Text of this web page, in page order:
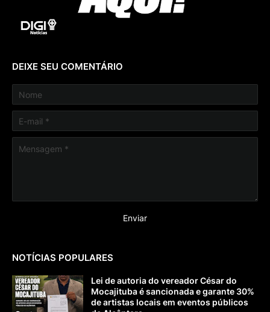
DEIXE SEU COMENTÁRIO
NOTÍCIAS POPULARES
Lei de autoria do vereador César do
Mocajituba é sancionada e garante 30%
de artistas locais em eventos públicos